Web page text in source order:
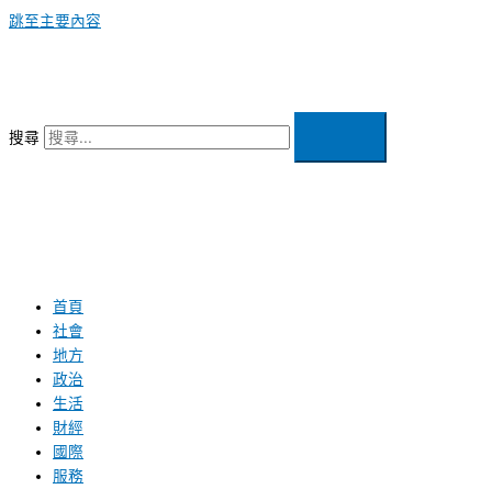
跳至主要內容
搜尋
首頁
社會
地方
政治
生活
財經
國際
服務